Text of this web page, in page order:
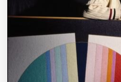
Inviateci le vostre segnalazioni
www.viveremilano.info
Fondato e diretto da Enzo De
Bernardis